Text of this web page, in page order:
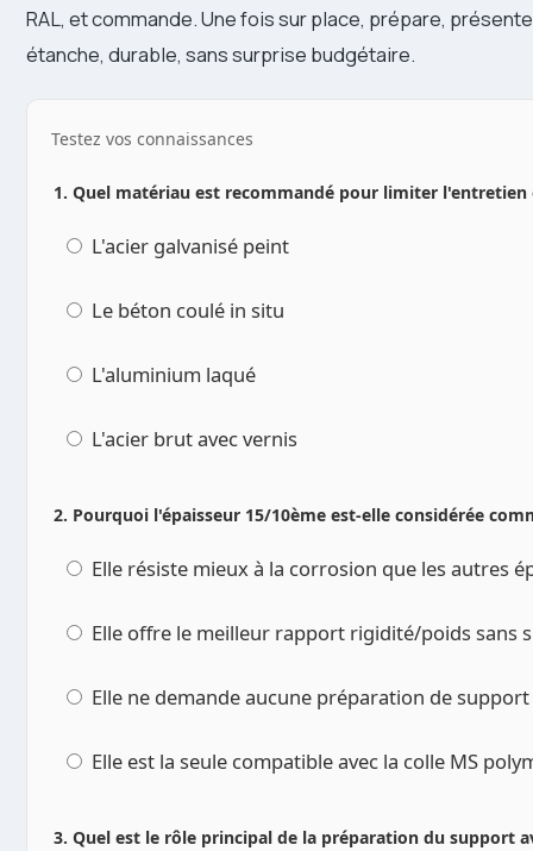
RAL, et commande. Une fois sur place, prépare,
étanche, durable, sans surprise budgétaire.
Testez vos connaissances
1. Quel matériau est recommandé pour limiter l'entretien
L'acier galvanisé peint
Le béton coulé in situ
L'aluminium laqué
L'acier brut avec vernis
2. Pourquoi l'épaisseur 15/10ème est-elle considérée
Elle résiste mieux à la corrosion que les autres
Elle offre le meilleur rapport rigidité/poids sans
Elle ne demande aucune préparation de support
Elle est la seule compatible avec la colle MS
3. Quel est le rôle principal de la préparation du support